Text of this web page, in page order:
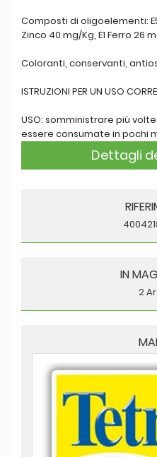
Composti di oligoelementi:
Zinco 40 mg/Kg, E1 Ferro 26
Coloranti, conservanti,
ISTRUZIONI PER UN USO
USO: somministrare più
essere consumate in pochi
Dettagli
IN
2